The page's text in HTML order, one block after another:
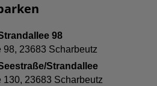
98
23683 Scharbeutz
Strandallee
23683 Scharbeutz